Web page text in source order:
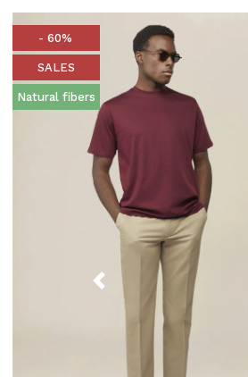
- 60%
SALES
Natural fibers